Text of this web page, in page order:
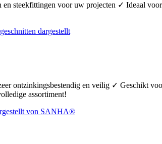
en steekfittingen voor uw projecten ✓ Ideaal
ontzinkingsbestendig en veilig ✓ Geschikt
assortiment!